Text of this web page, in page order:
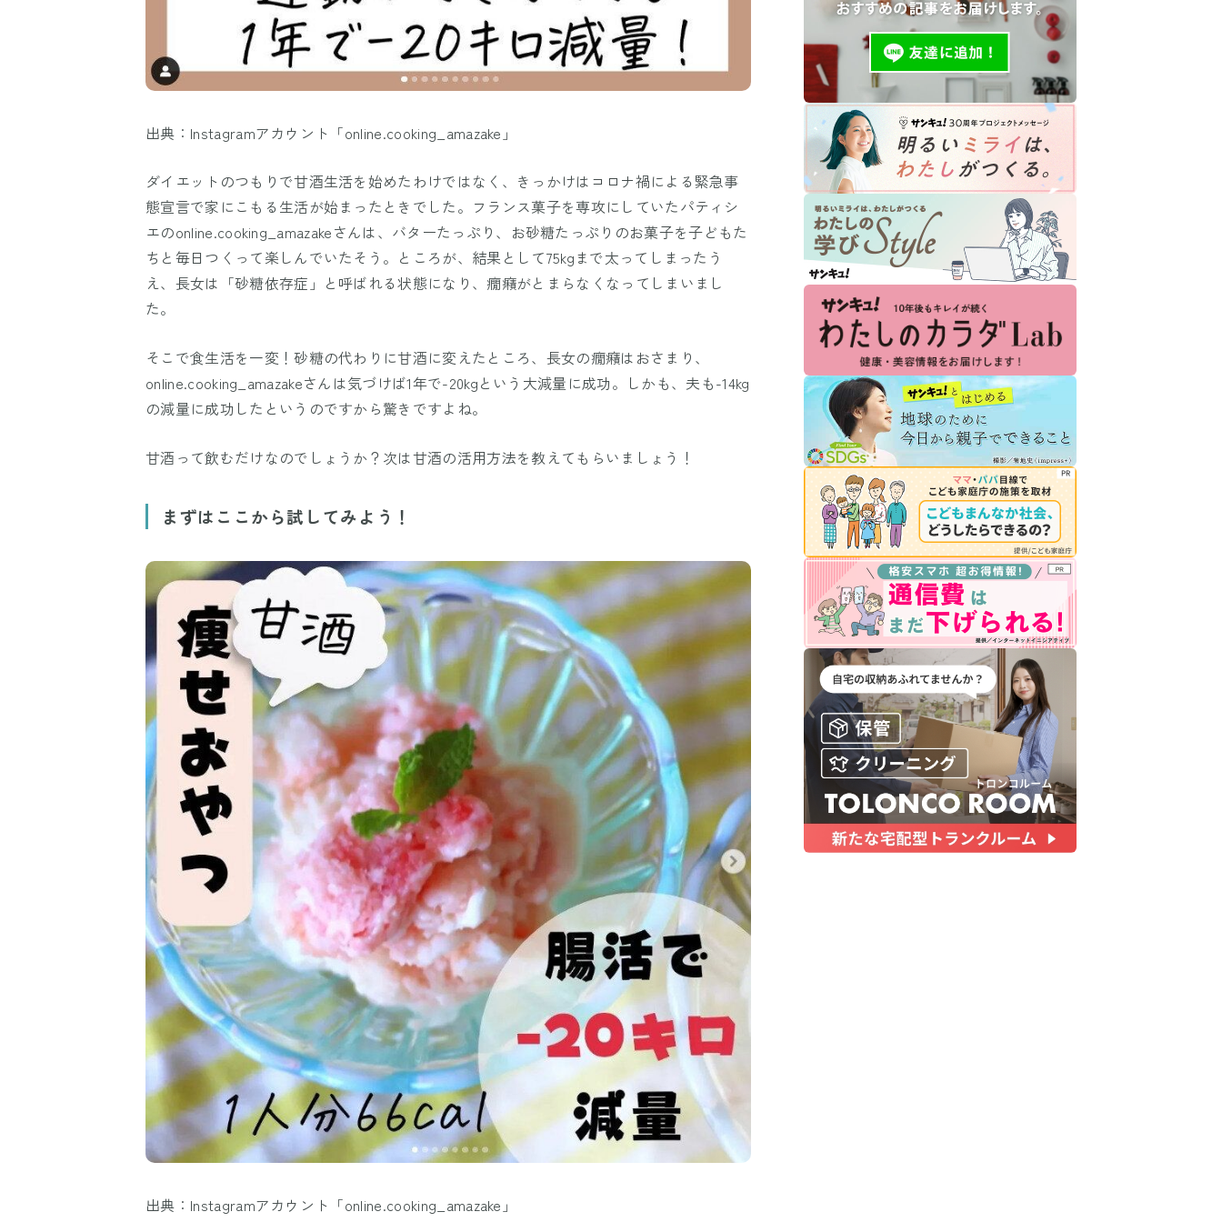
出典：Instagramアカウント「online.cooking_amazake」
ダイエットのつもりで甘酒生活を始めたわけではなく、きっかけはコロナ禍による緊急事
態宣言で家にこもる生活が始まったときでした。フランス菓子を専攻にしていたパティシ
エのonline.cooking_amazakeさんは、バターたっぷり、お砂糖たっぷりのお菓子を子どもた
ちと毎日つくって楽しんでいたそう。ところが、結果として75kgまで太ってしまったう
え、長女は「砂糖依存症」と呼ばれる状態になり、癇癪がとまらなくなってしまいまし
た。
そこで食生活を一変！砂糖の代わりに甘酒に変えたところ、長女の癇癪はおさまり、
online.cooking_amazakeさんは気づけば1年で-20kgという大減量に成功。しかも、夫も-14kg
の減量に成功したというのですから驚きですよね。
甘酒って飲むだけなのでしょうか？次は甘酒の活用方法を教えてもらいましょう！
まずはここから試してみよう！
出典：Instagramアカウント「online.cooking_amazake」